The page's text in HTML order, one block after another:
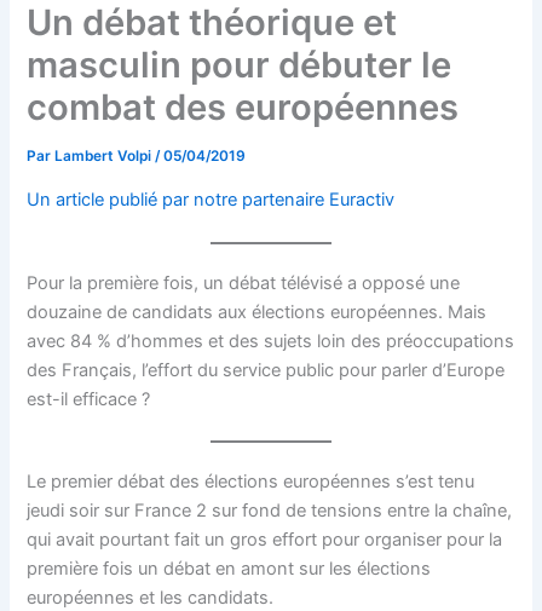
Un débat théorique et
masculin pour débuter le
combat des européennes
Par Lambert Volpi/05/04/2019
Un article publié par notre partenaire Euractiv
Pour la première fois, un débat télévisé a opposé une
douzaine de candidats aux élections européennes. Mais
avec 84 % d’hommes et des sujets loin des préoccupations
des Français, l’effort du service public pour parler d’Europe
est-il efficace ?
Le premier débat des élections européennes s’est tenu
jeudi soir sur France 2 sur fond de tensions entre la chaîne,
qui avait pourtant fait un gros effort pour organiser pour la
première fois un débat en amont sur les élections
européennes et les candidats.